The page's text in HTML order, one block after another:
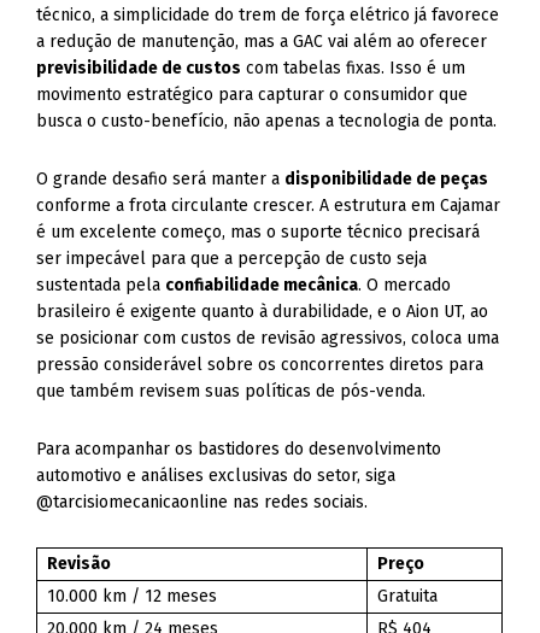
técnico, a simplicidade do trem de força elétrico já favorece
a redução de manutenção, mas a GAC vai além ao oferecer
previsibilidade de custos com tabelas fixas. Isso é um
movimento estratégico para capturar o consumidor que
busca o custo-benefício, não apenas a tecnologia de ponta.
O grande desafio será manter a disponibilidade de peças
conforme a frota circulante crescer. A estrutura em Cajamar
é um excelente começo, mas o suporte técnico precisará
ser impecável para que a percepção de custo seja
sustentada pela confiabilidade mecânica. O mercado
brasileiro é exigente quanto à durabilidade, e o Aion UT, ao
se posicionar com custos de revisão agressivos, coloca uma
pressão considerável sobre os concorrentes diretos para
que também revisem suas políticas de pós-venda.
Para acompanhar os bastidores do desenvolvimento
automotivo e análises exclusivas do setor, siga
@tarcisiomecanicaonline nas redes sociais.
Revisão
Preço
10.000 km / 12 meses
Gratuita
20.000 km / 24 meses
R$ 404